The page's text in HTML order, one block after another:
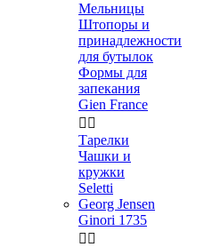
Мельницы
Штопоры и
принадлежности
для бутылок
Формы для
запекания
Gien France
 
Тарелки
Чашки и
кружки
Seletti
Georg Jensen
Ginori 1735
 